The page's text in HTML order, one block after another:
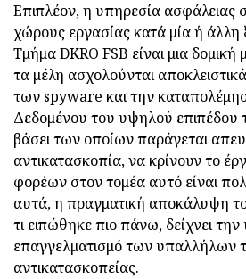
Επιπλέον, η υπηρεσία ασφάλειας
χώρους εργασίας κατά μία ή άλλη
Τμήμα DKRO FSB είναι μια
τα μέλη ασχολούνται
των spyware και την
Δεδομένου του υψηλού επιπέδου
βάσει των οποίων παράγεται
αντικατασκοπία, να κρίνουν το
φορέων στον τομέα αυτό είναι
αυτά, η πραγματική αποκάλυψη
τι ειπώθηκε πιο πάνω, δείχνει
επαγγελματισμό των υπαλλήλων
αντικατασκοπείας.